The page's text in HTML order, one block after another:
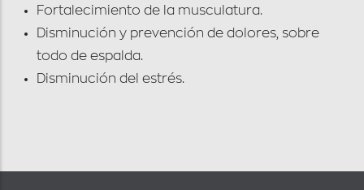
Fortalecimiento de la musculatura.
Disminución y prevención de dolores, sobre
todo de espalda.
Disminución del estrés.